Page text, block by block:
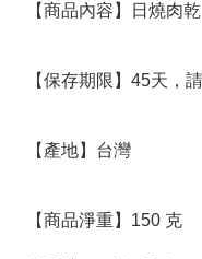
  【商品淨重】150 克